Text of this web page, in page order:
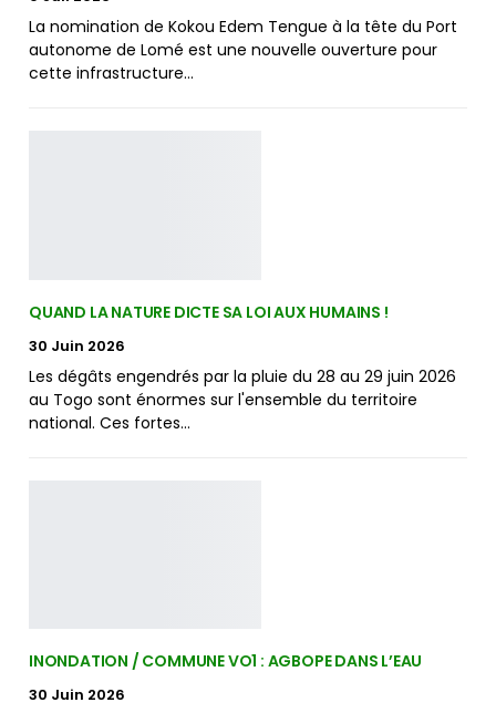
La nomination de Kokou Edem Tengue à la tête du Port
autonome de Lomé est une nouvelle ouverture pour
cette infrastructure…
QUAND LA NATURE DICTE SA LOI AUX HUMAINS !
30 Juin 2026
Les dégâts engendrés par la pluie du 28 au 29 juin 2026
au Togo sont énormes sur l'ensemble du territoire
national. Ces fortes…
INONDATION / COMMUNE VO1 : AGBOPE DANS L’EAU
30 Juin 2026